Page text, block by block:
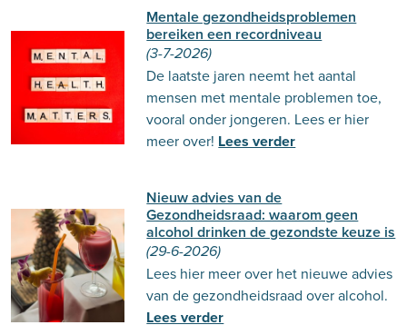
Mentale gezondheidsproblemen
bereiken een recordniveau
(3-7-2026)
De laatste jaren neemt het aantal
mensen met mentale problemen toe,
vooral onder jongeren. Lees er hier
meer over! Lees verder
Nieuw advies van de
Gezondheidsraad: waarom geen
alcohol drinken de gezondste keuze is
(29-6-2026)
Lees hier meer over het nieuwe advies
van de gezondheidsraad over alcohol.
Lees verder